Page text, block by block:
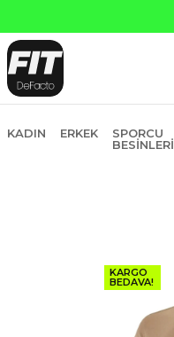
KADIN ERKEK
SPORCU
BESINLERI
KARGO
BEDAVA!